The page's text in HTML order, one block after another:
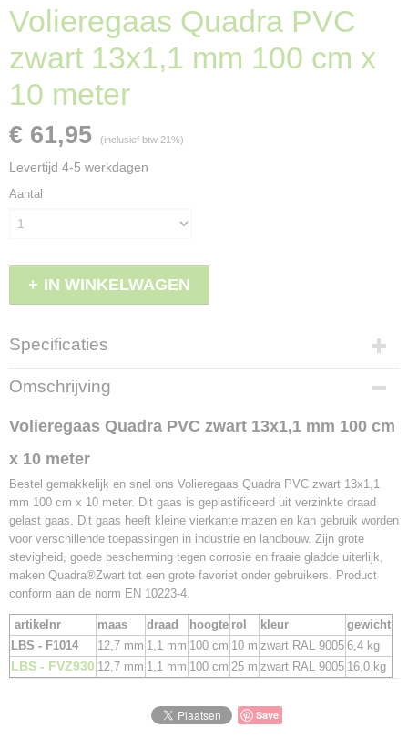
Volieregaas Quadra PVC
zwart 13x1,1 mm 100 cm x
10 meter
€ 61,95 (inclusief btw 21%)
Levertijd 4-5 werkdagen
Aantal
IN WINKELWAGEN
Specificaties
Productcode
LBS - F1014
EAN code
545016629468
Netto gewicht
6,40 Kg
Omschrijving
Volieregaas Quadra PVC zwart 13x1,1 mm 100 cm
x 10 meter
Bestel gemakkelijk en snel ons Volieregaas Quadra PVC zwart 13x1,1
mm 100 cm x 10 meter. Dit gaas is geplastificeerd uit verzinkte draad
gelast gaas. Dit gaas heeft kleine vierkante mazen en kan gebruik worden
voor verschillende toepassingen in industrie en landbouw. Zijn grote
stevigheid, goede bescherming tegen corrosie en fraaie gladde uiterlijk,
maken Quadra®Zwart tot een grote favoriet onder gebruikers. Product
conform aan de norm EN 10223-4.
artikelnr maas draad hoogte rol kleur
gewicht
LBS - F1014
12,7 mm 1,1 mm 100 cm 10 m zwart RAL 9005 6,4 kg
LBS - FVZ930 12,7 mm 1,1 mm 100 cm 25 m zwart RAL 9005 16,0 kg
Save